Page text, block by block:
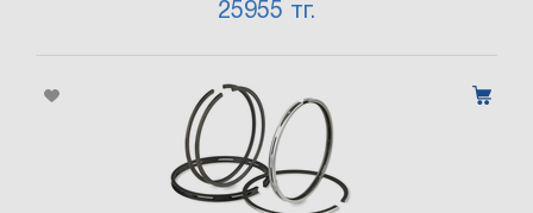
25955 тг.